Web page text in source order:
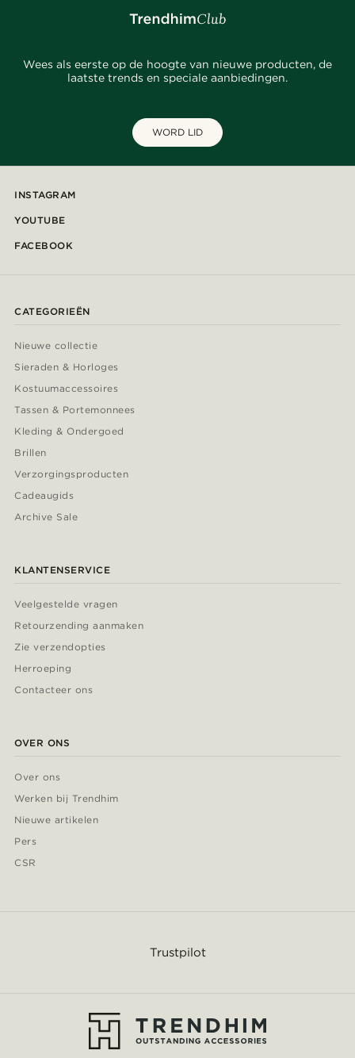
Wees als eerste op de hoogte van nieuwe producten, de
laatste trends en speciale aanbiedingen.
WORD LID
INSTAGRAM
YOUTUBE
FACEBOOK
CATEGORIEËN
Nieuwe collectie
Sieraden & Horloges
Kostuumaccessoires
Tassen & Portemonnees
Kleding & Ondergoed
Brillen
Verzorgingsproducten
Cadeaugids
Archive Sale
KLANTENSERVICE
Veelgestelde vragen
Retourzending aanmaken
Zie verzendopties
Herroeping
Contacteer ons
OVER ONS
Over ons
Werken bij Trendhim
Nieuwe artikelen
Pers
CSR
Trustpilot